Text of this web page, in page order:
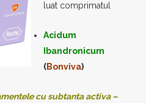
luat comprimatul
Acidum
Ibandronicum
(Bonviva)
cu subtanta activa –